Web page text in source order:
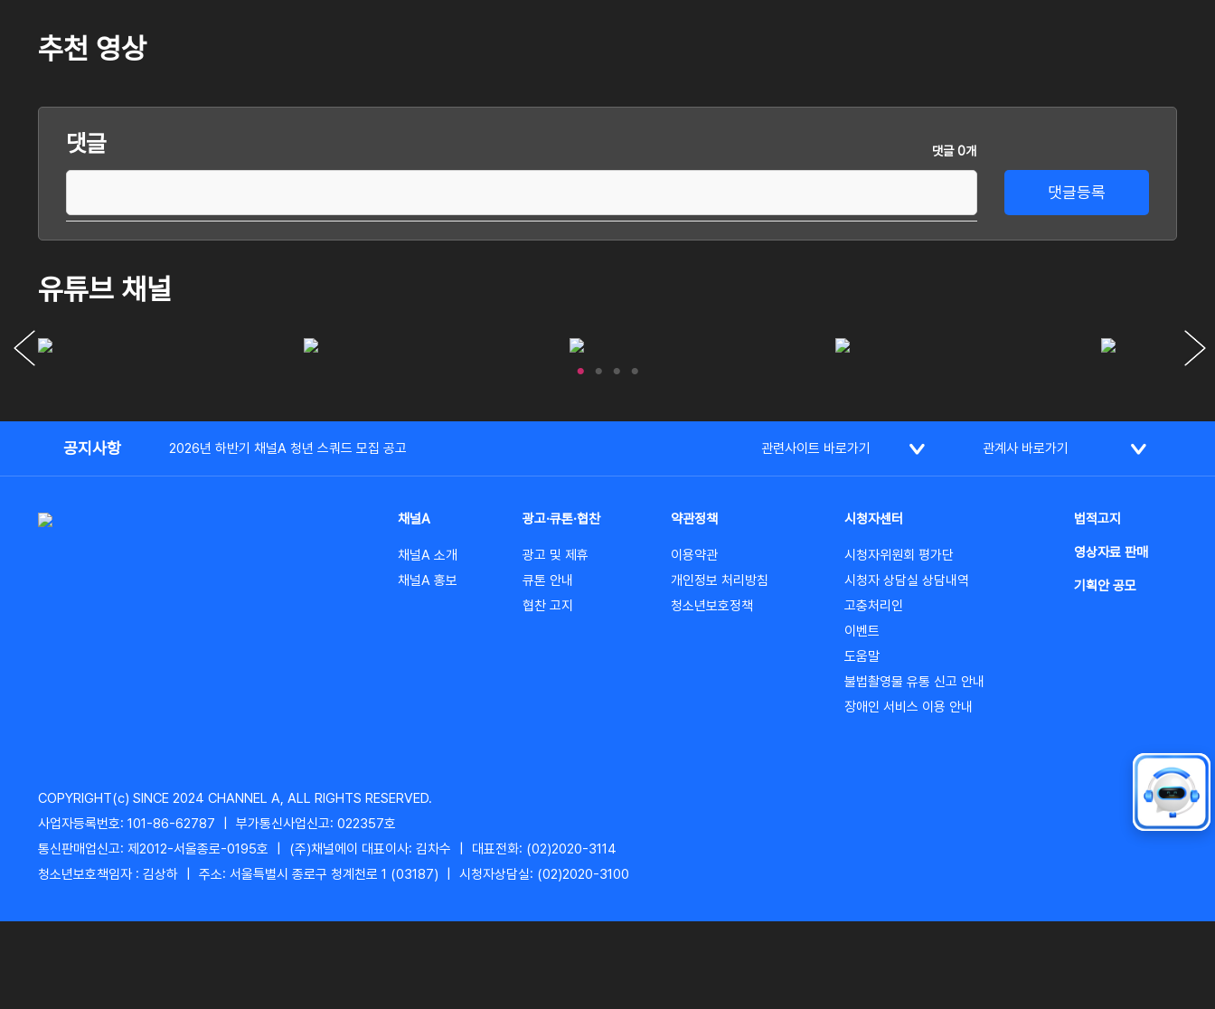
추천 영상
댓글 댓글 0개
댓글등록
유튜브 채널
공지사항 2026년 하반기 채널A 청년 스쿼드 모집 공고 관련사이트 바로가기 관계사 바로가기
채널A
채널A 소개
채널A 홍보
광고·큐톤·협찬
광고 및 제휴
큐톤 안내
협찬 고지
약관정책
이용약관
개인정보 처리방침
청소년보호정책
시청자센터
시청자위원회 평가단
시청자 상담실 상담내역
고충처리인
이벤트
도움말
불법촬영물 유통 신고 안내
장애인 서비스 이용 안내
법적고지
영상자료 판매
기획안 공모
COPYRIGHT(c) SINCE 2024 CHANNEL A, ALL RIGHTS RESERVED.
사업자등록번호: 101-86-62787
부가통신사업신고: 022357호
통신판매업신고: 제2012-서울종로-0195호
(주)채널에이 대표이사: 김차수
대표전화: (02)2020-3114
청소년보호책임자 : 김상하
주소: 서울특별시 종로구 청계천로 1 (03187) 시청자상담실: (02)2020-3100